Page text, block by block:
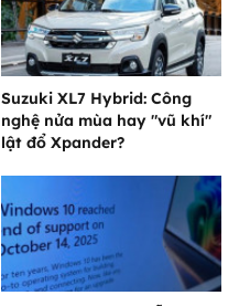
Suzuki XL7 Hybrid: Công
nghệ nửa mùa hay "vũ khí"
lật đổ Xpander?